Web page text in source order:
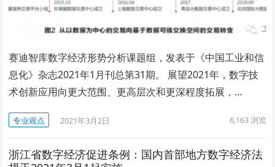
赛迪智库数字经济形势分析课题组，发表于《中国工业和信
息化》杂志2021年1月刊总第31期。 展望2021年，数字技
术创新应用向更大范围、更高层次和更深程度拓展，…
专业观点 2021年3月2日 6,163浏览
浙江省数字经济促进条例：国内首部地方数字经济法